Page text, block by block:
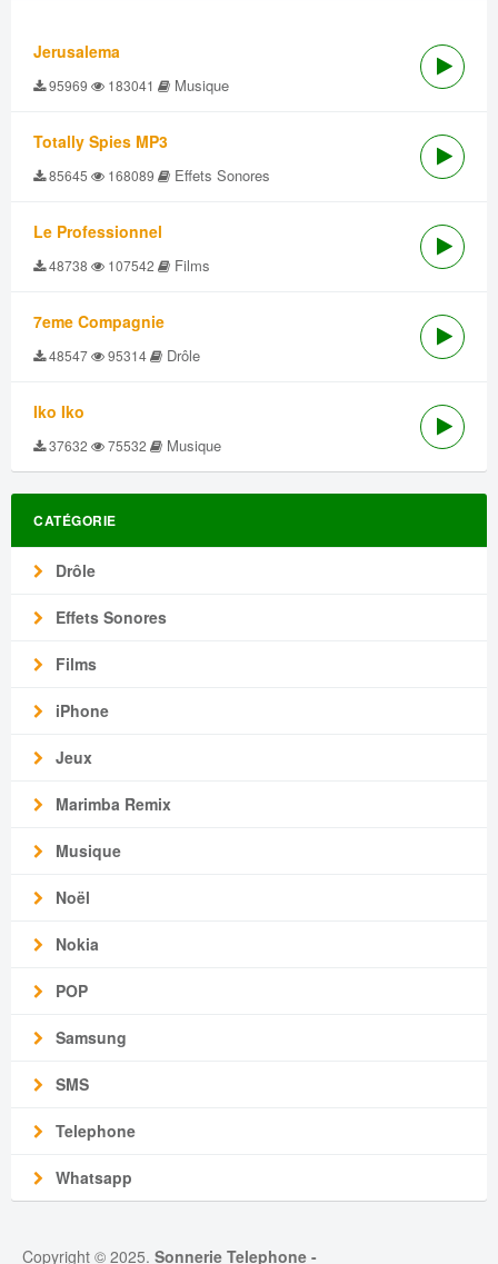
Jerusalema
95969 183041 Musique
Totally Spies MP3
85645 168089 Effets Sonores
Le Professionnel
48738 107542 Films
7eme Compagnie
48547 95314 Drôle
Iko Iko
37632 75532 Musique
CATÉGORIE
Drôle
Effets Sonores
Films
iPhone
Jeux
Marimba Remix
Musique
Noël
Nokia
POP
Samsung
SMS
Telephone
Whatsapp
Copyright © 2025. Sonnerie Telephone -